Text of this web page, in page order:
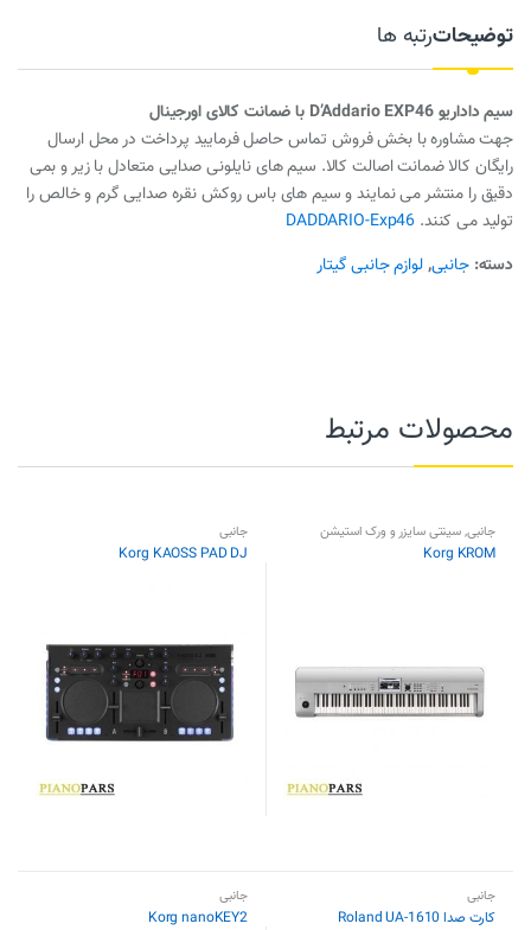
توضیحاترتبه ها
سیم داداریو D’Addario EXP46 با ضمانت کالای اورجینال
جهت مشاوره با بخش فروش تماس حاصل فرمایید پرداخت در محل ارسال
رایگان کالا ضمانت اصالت کالا. سیم های نایلونی صدایی متعادل با زیر و بمی
دقیق را منتشر می نمایند و سیم های باس روکش نقره صدایی گرم و خالص را
تولید می کنند. DADDARIO-Exp46
دسته:جانبی,لوازم جانبی گیتار
محصولات مرتبط
جانبی,سینتی سایزر و ورک استیشن
Korg KROM
جانبی
Korg KAOSS PAD DJ
جانبی
کارت صدا Roland UA-1610
جانبی
Korg nanoKEY2